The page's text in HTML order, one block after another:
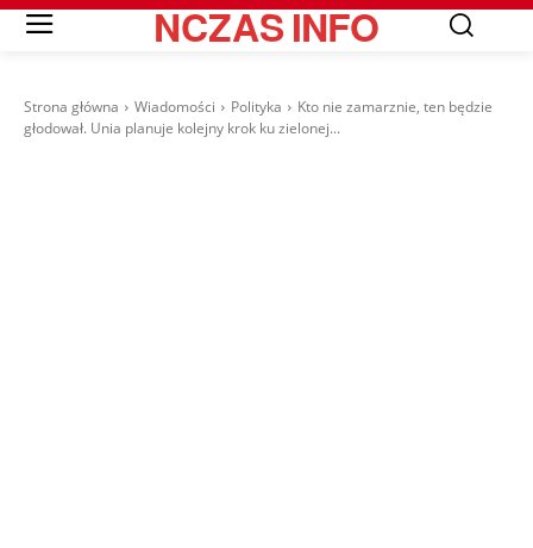
NCZASINFO
Strona główna Wiadomości Polityka
Kto nie zamarznie, ten będzie
głodował. Unia planuje kolejny krok ku zielonej...